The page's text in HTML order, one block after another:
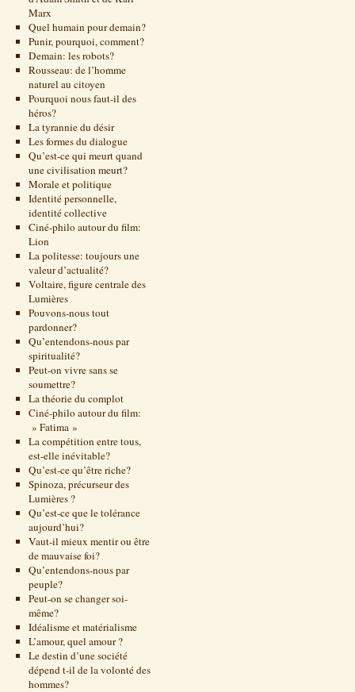
Marx
Quel humain pour demain?
Punir, pourquoi, comment?
Demain: les robots?
Rousseau: de l’homme
naturel au citoyen
Pourquoi nous faut-il des
héros?
La tyrannie du désir
Les formes du dialogue
Qu’est-ce qui meurt quand
une civilisation meurt?
Morale et politique
Identité personnelle,
identité collective
Ciné-philo autour du film:
Lion
La politesse: toujours une
valeur d’actualité?
Voltaire, figure centrale des
Lumières
Pouvons-nous tout
pardonner?
Qu’entendons-nous par
spiritualité?
Peut-on vivre sans se
soumettre?
La théorie du complot
Ciné-philo autour du film:
» Fatima »
La compétition entre tous,
est-elle inévitable?
Qu’est-ce qu’être riche?
Spinoza, précurseur des
Lumières ?
Qu’est-ce que le tolérance
aujourd’hui?
Vaut-il mieux mentir ou être
de mauvaise foi?
Qu’entendons-nous par
peuple?
Peut-on se changer soi-
même?
Idéalisme et matérialisme
L’amour, quel amour ?
Le destin d’une société
dépend t-il de la volonté des
hommes?